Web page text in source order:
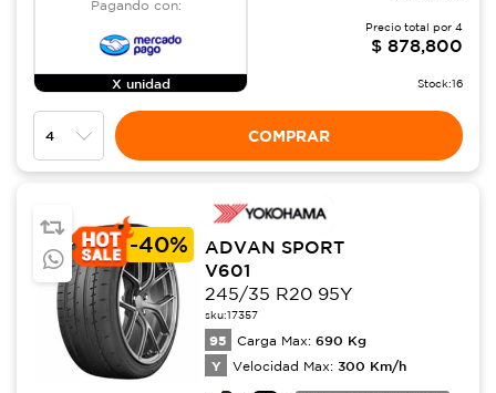
Pagando con:
X unidad
Precio total por 4
$ 878,800
Stock:16
COMPRAR
-40%
ADVAN SPORT
V601
245/35 R20 95Y
sku:17357
95 Carga Max: 690 Kg
Y Velocidad Max: 300 Km/h